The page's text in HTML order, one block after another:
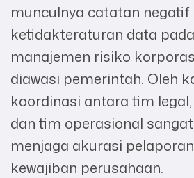
munculnya catatan
ketidakteraturan data
manajemen risiko
diawasi pemerintah. Oleh
koordinasi antara tim
dan tim operasional
menjaga akurasi
kewajiban perusahaan.